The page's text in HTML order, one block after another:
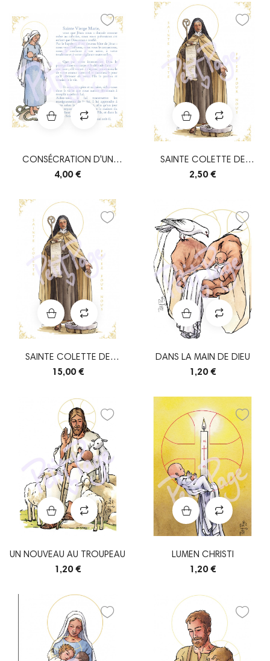
CONSÉCRATION D'UN
ENFANT À MARIE
4,00 €
SAINTE COLETTE DE
CORBIE
2,50 €
SAINTE COLETTE DE
CORBIE
15,00 €
DANS LA MAIN DE DIEU
1,20 €
UN NOUVEAU AU TROUPEAU
1,20 €
LUMEN CHRISTI
1,20 €